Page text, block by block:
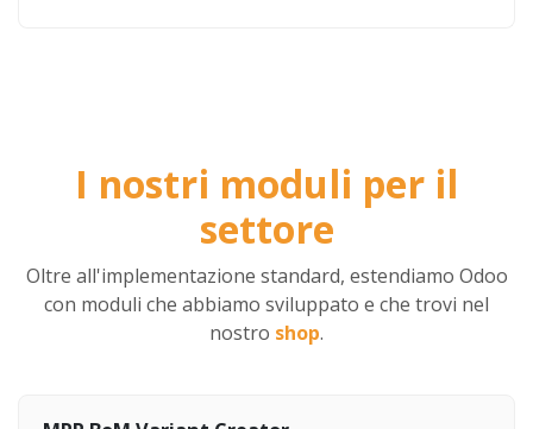
I nostri moduli per il
settore
Oltre all'implementazione standard, estendiamo Odoo
con moduli che abbiamo sviluppato e che trovi nel
nostro shop.